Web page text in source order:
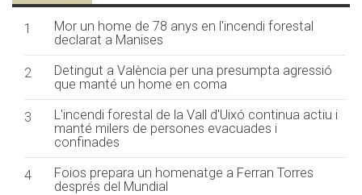
1
Mor un home de 78 anys en l'incendi forestal
declarat a Manises
2
Detingut a València per una presumpta agressió
que manté un home en coma
3
L'incendi forestal de la Vall d'Uixó continua actiu i
manté milers de persones evacuades i
confinades
4
Foios prepara un homenatge a Ferran Torres
després del Mundial